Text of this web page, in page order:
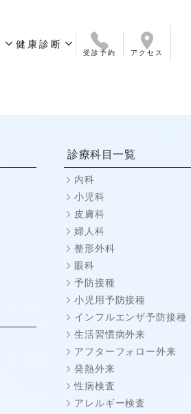
expand_more健康診断 expand_more
受診予約 アクセス
診療科目一覧
内科
小児科
皮膚科
婦人科
整形外科
眼科
予防接種
小児用予防接種
インフルエンザ予防接種
生活習慣病外来
アフターフォロー外来
発熱外来
性病検査
アレルギー検査